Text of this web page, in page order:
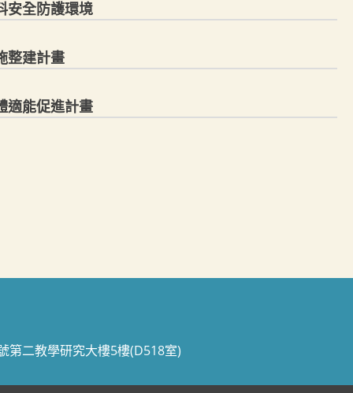
安全防護環境
整建計畫
適能促進計畫
第二教學研究大樓5樓(D518室)